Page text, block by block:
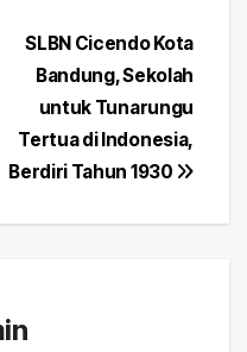
SLBN Cicendo Kota
Bandung, Sekolah
untuk Tunarungu
Tertua di Indonesia,
Berdiri Tahun 1930